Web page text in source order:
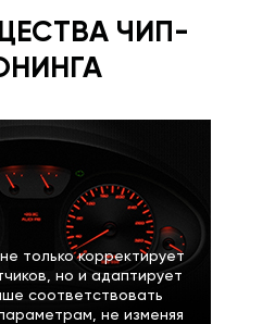
ЧИП-
только корректирует
но и адаптирует
соответствовать
не изменяя